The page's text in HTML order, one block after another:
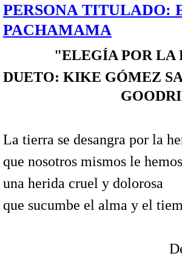
PERSONA TITULADO:
PACHAMAMA
"ELEGÍA POR
DUETO: KIKE GÓMEZ
La tierra se desangra por la
que nosotros mismos le
una herida cruel y dolorosa
que sucumbe el alma y el